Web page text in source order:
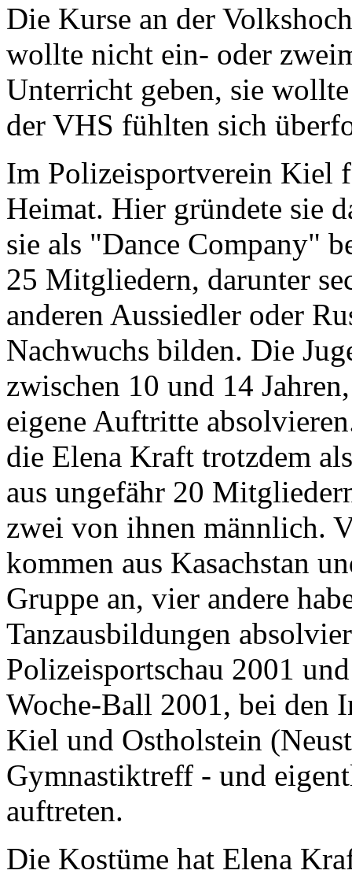
Die Kurse an der
wollte nicht ein- oder
Unterricht geben, sie
der VHS fühlten sich
Im Polizeisportverein Kiel
Heimat. Hier gründete sie
sie als "Dance Company"
25 Mitgliedern, darunter
anderen Aussiedler oder
Nachwuchs bilden. Die
zwischen 10 und 14
eigene Auftritte
die Elena Kraft trotzdem
aus ungefähr 20
zwei von ihnen männlich.
kommen aus Kasachstan
Gruppe an, vier andere
Tanzausbildungen
Polizeisportschau 2001
Woche-Ball 2001, bei den
Kiel und Ostholstein
Gymnastiktreff - und
auftreten.
Die Kostüme hat Elena